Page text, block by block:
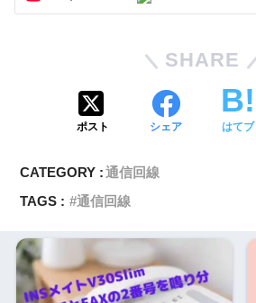
SHARE
ポスト シェア はてブ
CATEGORY :通信回線
TAGS :
通信回線